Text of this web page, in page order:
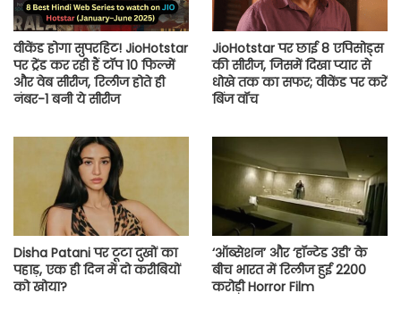
वीकेंड होगा सुपरहिट! JioHotstar
पर ट्रेंड कर रही हैं टॉप 10 फिल्में
और वेब सीरीज, रिलीज होते ही
नंबर-1 बनी ये सीरीज
JioHotstar पर छाई 8 एपिसोड्स
की सीरीज, जिसमें दिखा प्यार से
धोखे तक का सफर; वीकेंड पर करें
बिंज वॉच
Disha Patani पर टूटा दुखों का
पहाड़, एक ही दिन में दो करीबियों
को खोया?
‘ऑब्सेशन’ और ‘हॉन्टेड 3डी’ के
बीच भारत में रिलीज हुई 2200
करोड़ी Horror Film